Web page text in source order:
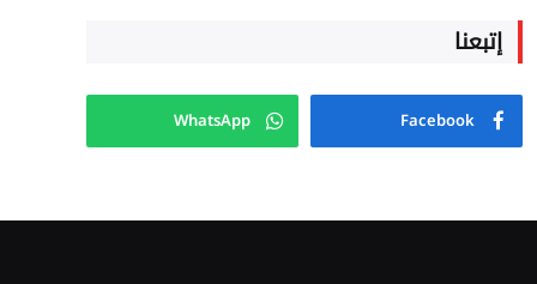
إتبعنا
Facebook
WhatsApp